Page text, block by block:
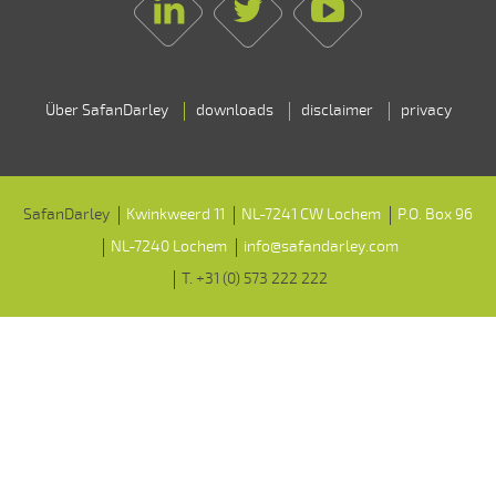
LinkedinTwitterYoutube
Über SafanDarley downloads disclaimer privacy
SafanDarley Kwinkweerd 11 NL-7241 CW Lochem
P.O. Box 96
NL-7240 Lochem
info@safandarley.com
T. +31 (0) 573 222 222